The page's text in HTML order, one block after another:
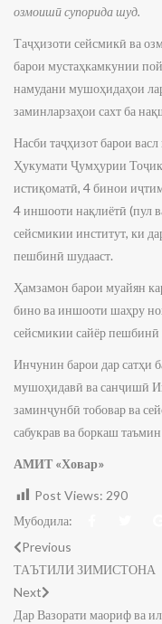
озмоишӣ супорида шуд.
Таҷҳизоти сейсмикӣ ва
барои мустаҳкамкунии
намудани мушоҳидаҳои
заминларзаҳои сахт ба
Насби таҷҳизот барои
Ҳукумати Ҷумҳурии
истиқоматӣ, 4 бинои
4 иншооти нақлиётӣ (пул
сейсмикии институт, ки
пешбинӣ шудааст.
Ҳамзамон барои муайян
бино ва иншооти шаҳру
сейсмикии сайёр пешбинӣ
Инчунин барои дар сатҳи
мушоҳидавӣ ва санҷишӣ
заминҷунбӣ тобовар ва
сабукрав ва боркаш
АМИТ «Ховар»
Post Views: 290
Мубодила:
Previous
ТАЪТИЛИ ЗИМИСТОНА
Next
Дар Вазорати маориф ва